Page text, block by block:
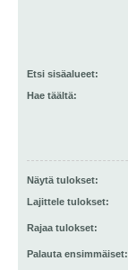
Etsi sisäalueet:
Hae täältä:
Näytä tulokset:
Lajittele tulokset:
Rajaa tulokset:
Palauta ensimmäiset: